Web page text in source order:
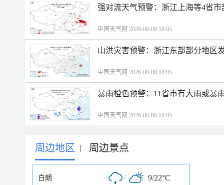
强对流天气预警：浙江上海等4省
中国天气网 2026-08-08 18:05
山洪灾害预警：浙江东部部分地区
中国天气网 2026-08-08 18:05
暴雨橙色预警：11省市有大雨或暴
中国天气网 2026-08-08 18:05
周边地区 | 周边景点
白朗 / 9/22°C